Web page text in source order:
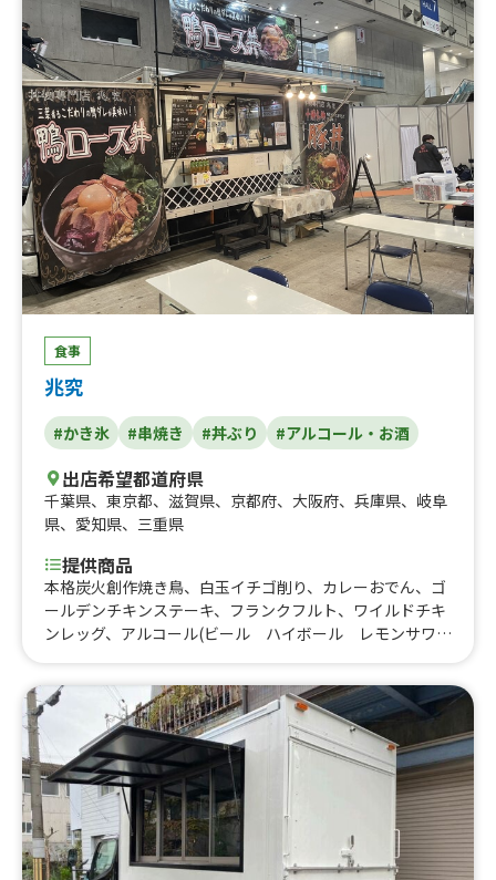
食事
兆究
#かき氷 #串焼き #丼ぶり #アルコール・お酒
出店希望都道府県
千葉県、 東京都、 滋賀県、 京都府、 大阪府、 兵庫県、 岐阜
県、 愛知県、 三重県
提供商品
本格炭火創作焼き鳥、白玉イチゴ削り、カレーおでん、ゴ
ールデンチキンステーキ、フランクフルト、ワイルドチキ
ンレッグ、アルコール(ビール ハイボール レモンサワ
オ風エッグタルト、創作浜焼き串(ホタテバター、イカ熟
成醤油)、チョコバナナ、黒豚焼きそば、焼き鳥丼、あいも
り丼、深川飯、ミンチー、カキ氷、鴨串、豚串、豚骨まぜ
そば、明太高菜しらす丼、牛タン焼きそば、唐揚げ、チュ
ロス、たこ焼き、豚汁、肉寿司、牛串、牛タン丼、十勝豚
丼、鴨ロース丼